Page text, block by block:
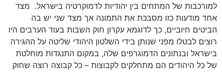
למורכבות של המתחים בין יהודיות לדמוקרטיה בישראל. מצד
אחד מודעות כזו מסבכת את התמונה אך מצד שני יש בה
הביטים חיוביים, כך לדוגמא עקרון חוק השבות בעוד הערבים היו
רוצים לבטלו מפני שנותן בידי השלטון היהודי שליטה על ההגירה
בישראל ובנתונים הדמוגרפים שלה, במקום התנגדות מוחלטת
של כל היהודים הם מתחלקים לקבוצות – כל קבוצה רוצה שחוק